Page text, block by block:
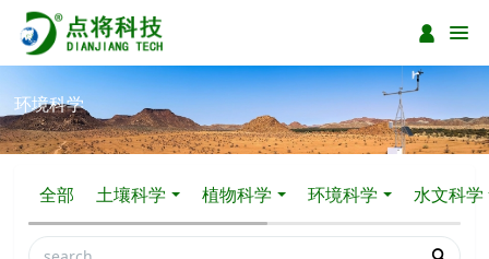
环境科学
全部 土壤科学 植物科学 环境科学 水文科学